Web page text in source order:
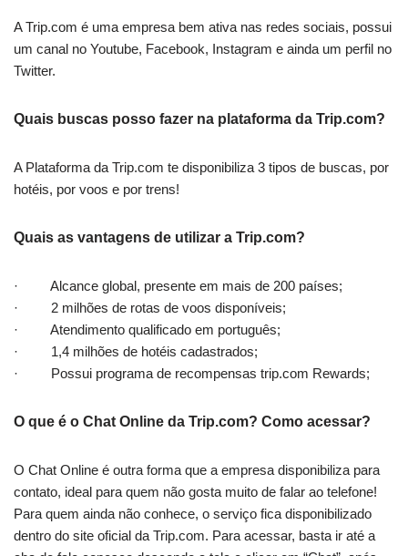
A Trip.com é uma empresa bem ativa nas redes sociais, possui
um canal no Youtube, Facebook, Instagram e ainda um perfil no
Twitter.
Quais buscas posso fazer na plataforma da Trip.com?
A Plataforma da Trip.com te disponibiliza 3 tipos de buscas, por
hotéis, por voos e por trens!
Quais as vantagens de utilizar a Trip.com?
· Alcance global, presente em mais de 200 países;
· 2 milhões de rotas de voos disponíveis;
· Atendimento qualificado em português;
· 1,4 milhões de hotéis cadastrados;
· Possui programa de recompensas trip.com Rewards;
O que é o Chat Online da Trip.com? Como acessar?
O Chat Online é outra forma que a empresa disponibiliza para
contato, ideal para quem não gosta muito de falar ao telefone!
Para quem ainda não conhece, o serviço fica disponibilizado
dentro do site oficial da Trip.com. Para acessar, basta ir até a